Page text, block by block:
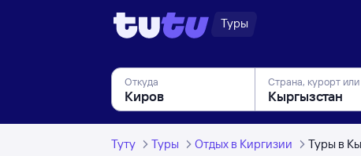
Туры
Откуда Страна, курорт или
Туту Туры Отдых в Киргизии Туры в